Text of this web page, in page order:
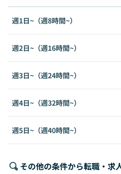
週1日~（週8時間~）
週2日~（週16時間~）
週3日~（週24時間~）
週4日~（週32時間~）
週5日~（週40時間~）
その他の条件から転職・求